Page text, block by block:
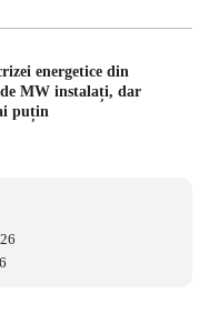
energetice din
MW instalați, dar
puțin